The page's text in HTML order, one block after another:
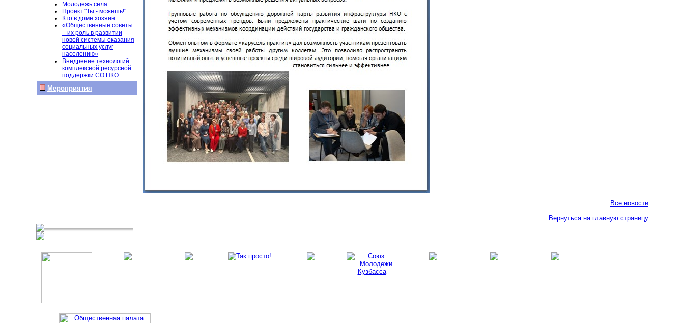
Молодежь села
Проект "Ты - можешь!"
Кто в доме хозяин
«Общественные советы
– их роль в развитии
новой системы оказания
социальных услуг
населению»
Внедрение технологий
комплексной ресурсной
поддержки СО НКО
Мероприятия
Все новости
Вернуться на главную страницу